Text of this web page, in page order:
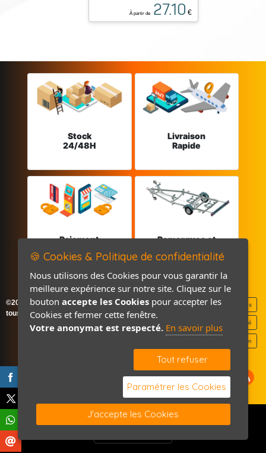
À partir de 27.10 €
Stock
24/48H
Livraison
Rapide
Paiement
Remorques et
©2026-2027 France Accastillage
tous droits réservés
Mentions légales
Politique de confidentialité
Contact / Plan
🍪 Cookies & Politique de confidentialité
Nous utilisons des Cookies pour vous garantir la
meilleure expérience sur notre site. Cliquez sur le
bouton accepte les Cookies pour accepter les
Cookies et fermer cette fenêtre.
Votre anonymat est respecté. En savoir plus
Tout refuser
Paramétrer les Cookies
J'accepte les Cookies